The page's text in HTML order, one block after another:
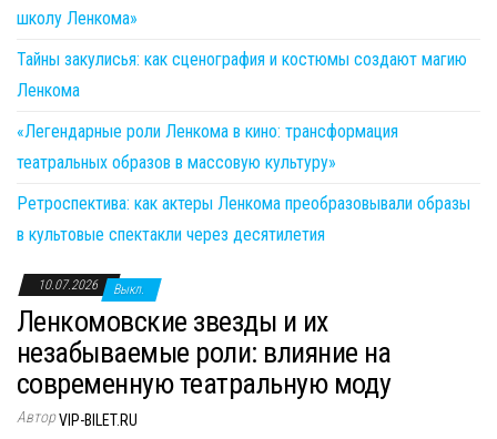
школу Ленкома»
Тайны закулисья: как сценография и костюмы создают магию
Ленкома
«Легендарные роли Ленкома в кино: трансформация
театральных образов в массовую культуру»
Ретроспектива: как актеры Ленкома преобразовывали образы
в культовые спектакли через десятилетия
10.07.2026 Выкл.
Ленкомовские звезды и их
незабываемые роли: влияние на
современную театральную моду
АвторVIP-BILET.RU